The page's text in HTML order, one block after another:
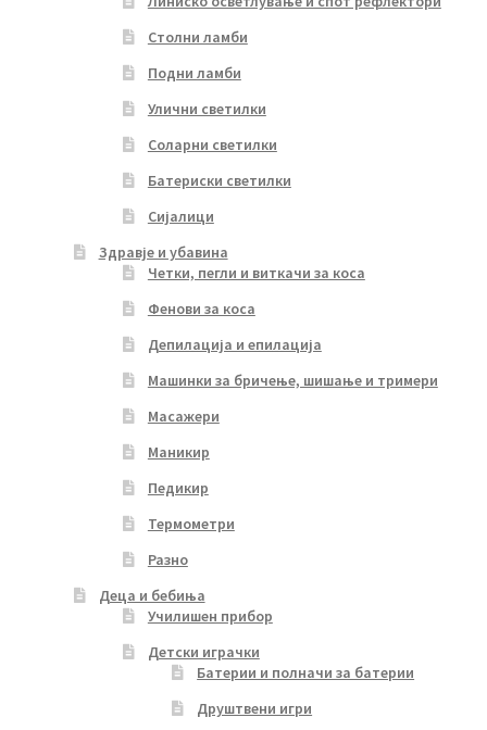
Столни ламби
Подни ламби
Улични светилки
Соларни светилки
Батериски светилки
Сијалици
Здравје и убавина
Четки, пегли и виткачи за коса
Фенови за коса
Депилација и епилација
Машинки за бричење, шишање и тримери
Масажери
Маникир
Педикир
Термометри
Разно
Деца и бебиња
Училишен прибор
Детски играчки
Батерии и полначи за батерии
Друштвени игри